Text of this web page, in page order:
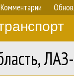
Комментарии